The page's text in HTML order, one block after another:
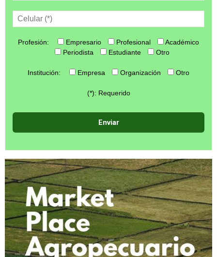
Profesión: Empresario Profesional
Académico
Periodista
Estudiante Otro
Institución: Empresa Organización Otro
(*): Requerido